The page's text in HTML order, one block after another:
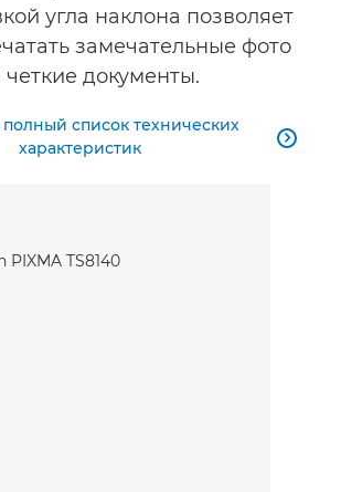
угла наклона позволяет
замечательные фото
четкие документы.
список технических
характеристик
